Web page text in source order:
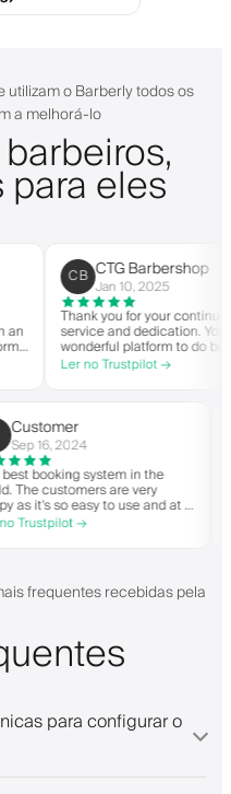
o Barberly todos os
a melhorá-lo
eles
CB CTG Barbershop
Jan 10, 2025
Thank you for your continued
service and dedication. You
wonderful platform to do
with good spirit. Thank you from
CTG Barbershop.
Ler no Trustpilot →
C Customer
Sep 16, 2024
best booking system in the
The customers are very
as it's so easy to use and at a
great price. Plus, you get your own
personalised app, which is good for
offering a great booking
Ler no Trustpilot →
frequentes recebidas pela
para configurar o